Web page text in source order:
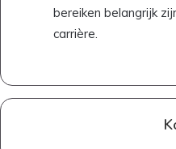
bereiken belangrijk
carrière.